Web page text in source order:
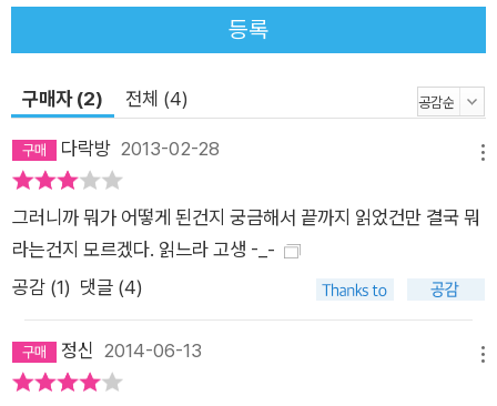
녀의 관계에 있다. 유럽 각지의 호텔 숙박 기록, 사진 속 여자의
행복한 얼굴, 두 사람 사이에 오고간 애정이 가득한 편지 등은 그
‘콜걸’이라는 단어, 여자의 일기 속 ‘죽음 이후의 만남’과 같은 표
현 등 여러 가지 증거물과 주변 인물의 증언이 더해질수록 그들의
관계에 대한 해석은 점점 모호해지기만 한다. 급기야 두 사람이
또다른 비밀을 감추기 위해 연인 행세를 했다는 의혹과 더불어 유
럽회의 소속의 남자를 겨냥한 정치적 살해 가능성까지 제기된다.
로운 사랑과 그 불안을 추적하는 어느 조사원의 치밀한 조서! 혜
다양한 정보들이 조금씩 끈기 있게 접합되어간다. 알바니아와 세
등록
구매자 (2) 전체 (4)
다락방 2013-02-28
그러니까 뭐가 어떻게 된건지 궁금해서 끝까지 읽었건만 결국 뭐
라는건지 모르겠다. 읽느라 고생 -_-
공감 (1) 댓글 (4)
정신 2014-06-13